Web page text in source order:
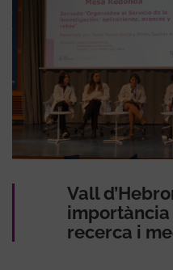
Vall
recerca i